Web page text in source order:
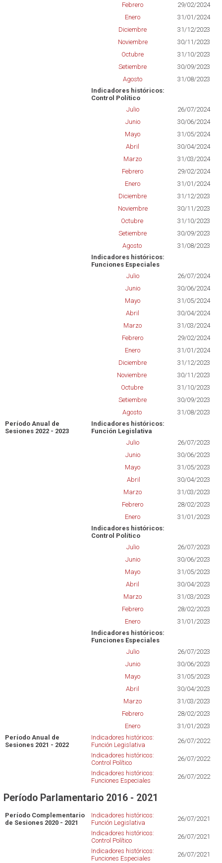
Febrero
29/02/2024
Enero
31/01/2024
Diciembre
31/12/2023
Noviembre
30/11/2023
Octubre
31/10/2023
Setiembre
30/09/2023
Agosto
31/08/2023
Indicadores históricos:
Control Político
Julio
26/07/2024
Junio
30/06/2024
Mayo
31/05/2024
Abril
30/04/2024
Marzo
31/03/2024
Febrero
29/02/2024
Enero
31/01/2024
Diciembre
31/12/2023
Noviembre
30/11/2023
Octubre
31/10/2023
Setiembre
30/09/2023
Agosto
31/08/2023
Indicadores históricos:
Funciones Especiales
Julio
26/07/2024
Junio
30/06/2024
Mayo
31/05/2024
Abril
30/04/2024
Marzo
31/03/2024
Febrero
29/02/2024
Enero
31/01/2024
Diciembre
31/12/2023
Noviembre
30/11/2023
Octubre
31/10/2023
Setiembre
30/09/2023
Agosto
31/08/2023
Período Anual de
Sesiones 2022 - 2023
Indicadores históricos:
Función Legislativa
Julio
26/07/2023
Junio
30/06/2023
Mayo
31/05/2023
Abril
30/04/2023
Marzo
31/03/2023
Febrero
28/02/2023
Enero
31/01/2023
Indicadores históricos:
Control Político
Julio
26/07/2023
Junio
30/06/2023
Mayo
31/05/2023
Abril
30/04/2023
Marzo
31/03/2023
Febrero
28/02/2023
Enero
31/01/2023
Indicadores históricos:
Funciones Especiales
Julio
26/07/2023
Junio
30/06/2023
Mayo
31/05/2023
Abril
30/04/2023
Marzo
31/03/2023
Febrero
28/02/2023
Enero
31/01/2023
Período Anual de
Sesiones 2021 - 2022
Indicadores históricos:
Función Legislativa
26/07/2022
Indicadores históricos:
Control Político
26/07/2022
Indicadores históricos:
Funciones Especiales
26/07/2022
Período Parlamentario 2016 - 2021
Período Complementario
de Sesiones 2020 - 2021
Indicadores históricos:
Función Legislativa
26/07/2021
Indicadores históricos:
Control Político
26/07/2021
Indicadores históricos:
Funciones Especiales
26/07/2021